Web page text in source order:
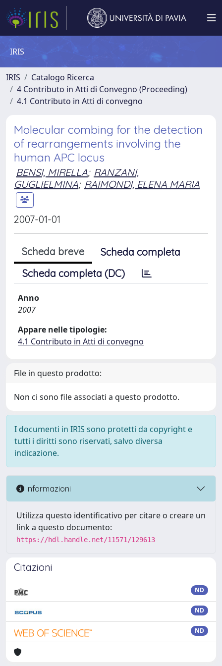
IRIS
IRIS
Catalogo Ricerca
4 Contributo in Atti di Convegno (Proceeding)
4.1 Contributo in Atti di convegno
Molecular combing for the detection
of rearrangements involving the
human APC locus
BENSI, MIRELLA; RANZANI,
GUGLIELMINA; RAIMONDI, ELENA MARIA
2007-01-01
Scheda breve
Scheda completa
Scheda completa (DC)
Anno
2007
Appare nelle tipologie:
4.1 Contributo in Atti di convegno
File in questo prodotto:
Non ci sono file associati a questo prodotto.
I documenti in IRIS sono protetti da copyright e
tutti i diritti sono riservati, salvo diversa
indicazione.
Informazioni
Utilizza questo identificativo per citare o creare un
link a questo documento:
https://hdl.handle.net/11571/129613
Citazioni
ND
ND
ND